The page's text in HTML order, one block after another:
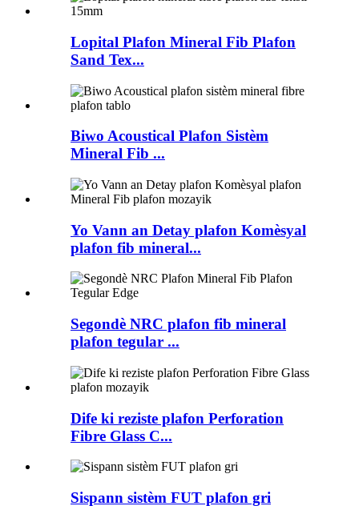
Lopital Plafon Mineral Fib Plafon
Sand Tex...
Biwo Acoustical Plafon Sistèm
Mineral Fib ...
Yo Vann an Detay plafon Komèsyal
plafon fib mineral...
Segondè NRC plafon fib mineral
plafon tegular ...
Dife ki reziste plafon Perforation
Fibre Glass C...
Sispann sistèm FUT plafon gri